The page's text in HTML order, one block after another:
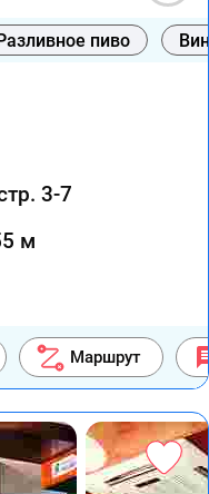
Разливное пиво
3-7
м
Маршрут